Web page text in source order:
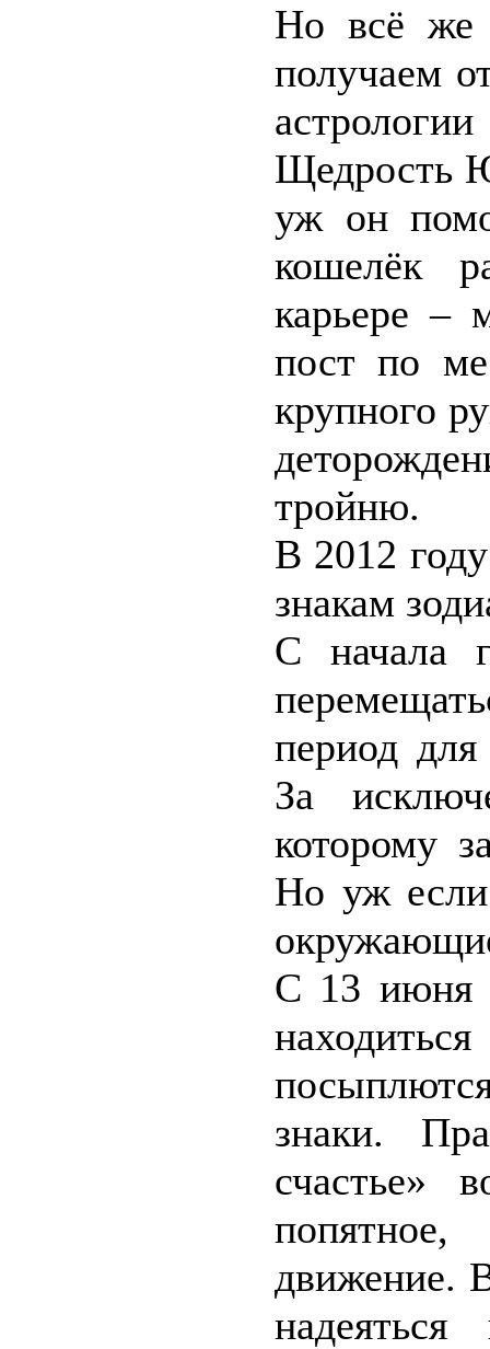
Но всё же
получаем
Щедрость
уж он
кошелёк
карьере –
пост по
крупного
тройню.
В 2012
знакам
С начала
период
За
которому
Но уж если
С 13 июня
знаки.
счастье»
попятное,
движение.